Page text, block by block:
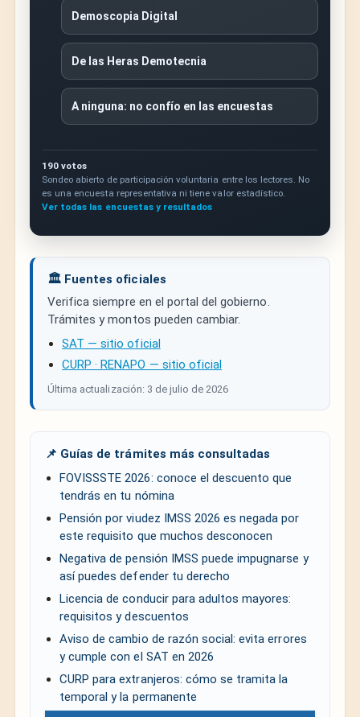
Demoscopia Digital
De las Heras Demotecnia
A ninguna: no confío en las encuestas
190 votos
Sondeo abierto de participación voluntaria entre los lectores. No
es una encuesta representativa ni tiene valor estadístico.
Ver todas las encuestas y resultados
🏛️ Fuentes oficiales
Verifica siempre en el portal del gobierno.
Trámites y montos pueden cambiar.
SAT — sitio oficial
CURP · RENAPO — sitio oficial
Última actualización: 3 de julio de 2026
📌 Guías de trámites más consultadas
FOVISSSTE 2026: conoce el descuento que
tendrás en tu nómina
Pensión por viudez IMSS 2026 es negada por
este requisito que muchos desconocen
Negativa de pensión IMSS puede impugnarse y
así puedes defender tu derecho
Licencia de conducir para adultos mayores:
requisitos y descuentos
Aviso de cambio de razón social: evita errores
y cumple con el SAT en 2026
CURP para extranjeros: cómo se tramita la
temporal y la permanente